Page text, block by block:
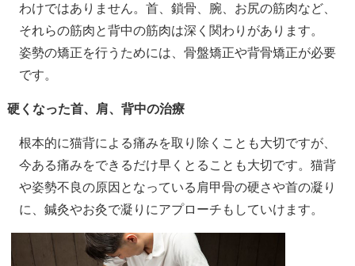
わけではありません。首、鎖骨、腕、お尻の筋肉など、
それらの筋肉と背中の筋肉は深く関わりがあります。
姿勢の矯正を行うためには、骨盤矯正や背骨矯正が必要
です。
硬くなった首、肩、背中の治療
根本的に猫背による痛みを取り除くことも大切ですが、
今ある痛みをできるだけ早くとることも大切です。猫背
や姿勢不良の原因となっている肩甲骨の硬さや首の凝り
に、鍼灸やお灸で凝りにアプローチもしていけます。